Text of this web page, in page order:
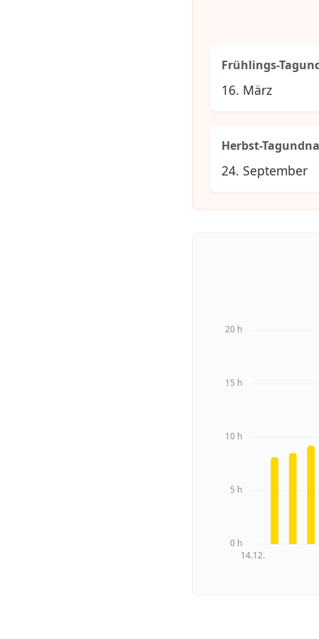
Frühlings-
16. März
Herbst-
24. September
0 h
5 h
10 h
15 h
20 h
14.12.